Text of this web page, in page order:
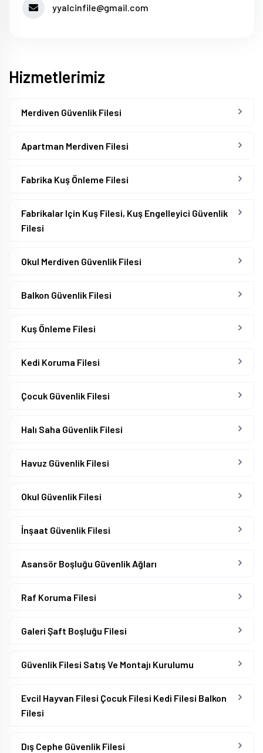
yyalcinfile@gmail.com
Hizmetlerimiz
Merdiven Güvenlik Filesi
Apartman Merdiven Filesi
Fabrika Kuş Önleme Filesi
Fabrikalar Için Kuş Filesi, Kuş Engelleyici Güvenlik
Filesi
Okul Merdiven Güvenlik Filesi
Balkon Güvenlik Filesi
Kuş Önleme Filesi
Kedi Koruma Filesi
Çocuk Güvenlik Filesi
Halı Saha Güvenlik Filesi
Havuz Güvenlik Filesi
Okul Güvenlik Filesi
İnşaat Güvenlik Filesi
Asansör Boşluğu Güvenlik Ağları
Raf Koruma Filesi
Galeri Şaft Boşluğu Filesi
Güvenlik Filesi Satış Ve Montajı Kurulumu
Evcil Hayvan Filesi Çocuk Filesi Kedi Filesi Balkon
Filesi
Dış Cephe Güvenlik Filesi